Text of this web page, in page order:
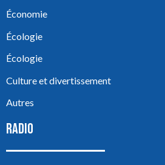
Économie
Écologie
Écologie
Culture et divertissement
Autres
RADIO